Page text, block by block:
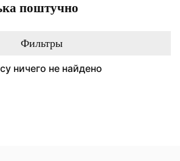
поштучно
Фильтры
ничего не найдено